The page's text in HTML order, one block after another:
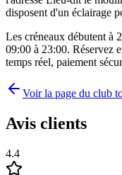
disposent d'un éclairage
Les créneaux débutent à
09:00 à 23:00. Réservez
temps réel, paiement
Voir la page du club
Avis clients
4.4